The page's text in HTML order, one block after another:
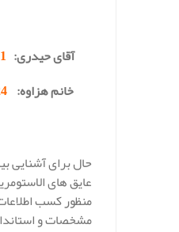
آقای حیدری:
خانم هزاوه:
حال برای آشنایی
عایق های
منظور کسب
مشخصات و